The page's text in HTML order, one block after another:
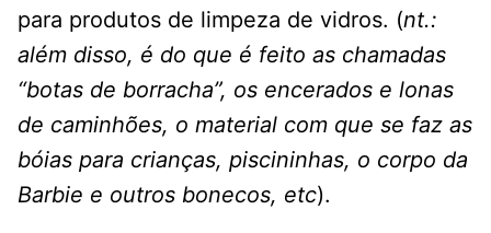
para produtos de limpeza de vidros. (nt.:
além disso, é do que é feito as chamadas
“botas de borracha”, os encerados e lonas
de caminhões, o material com que se faz as
bóias para crianças, piscininhas, o corpo da
Barbie e outros bonecos, etc).